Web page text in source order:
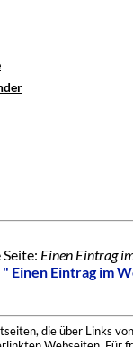
Einen Eintrag
" Einen Eintrag im
die über Links